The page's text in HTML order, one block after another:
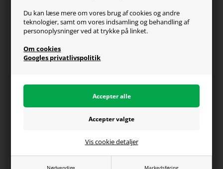
Du kan læse mere om vores brug af cookies og andre
teknologier, samt om vores indsamling og behandling af
personoplysninger ved at trykke på linket.
Om cookies
Googles privatlivspolitik
Nødvendige Markedsføring
Vis cookie detaljer
Generel info
Om os
Fragt og levering
Du kan altid ringe til os på telefon 98374333